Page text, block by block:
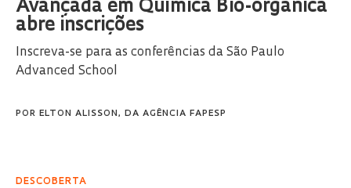
Avançada em Química Bio-orgânica
abre inscrições
Inscreva-se para as conferências da São Paulo
Advanced School
POR ELTON ALISSON, DA AGÊNCIA FAPESP
DESCOBERTA